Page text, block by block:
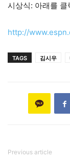
시상식: 아래를
http://
TAGS 김시우
Previous article